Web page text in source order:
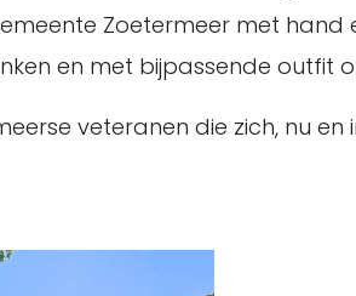
Zoetermeer met hand
en met bijpassende outfit
veteranen die zich, nu